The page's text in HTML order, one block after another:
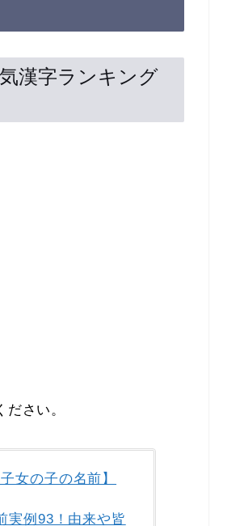
漢字ランキング
さい。
女の子の名前】
実例93！由来や皆